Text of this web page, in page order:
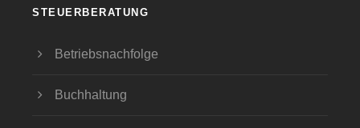
STEUERBERATUNG
Betriebsnachfolge
Buchhaltung